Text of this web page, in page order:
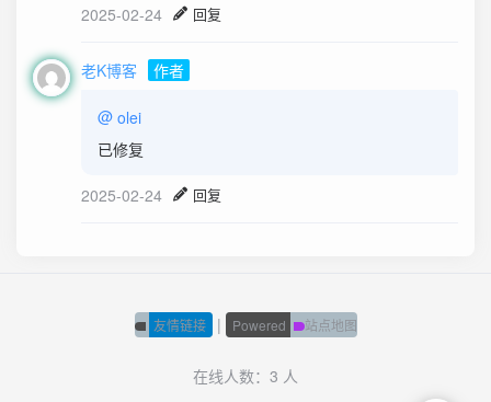
2025-02-24 回复
老K博客 作者
@ olei
已修复
2025-02-24 回复
友情链接 | Powered 站点地图
在线人数：3 人